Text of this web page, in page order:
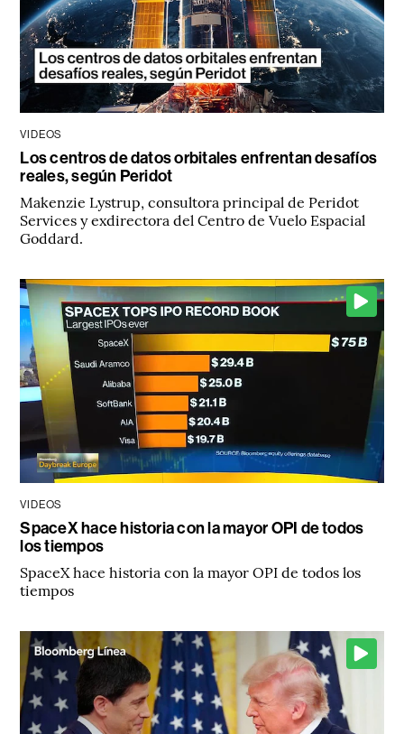
VIDEOS
Los centros de datos orbitales enfrentan desafíos
reales, según Peridot
Makenzie Lystrup, consultora principal de Peridot
Services y exdirectora del Centro de Vuelo Espacial
Goddard.
VIDEOS
SpaceX hace historia con la mayor OPI de todos
los tiempos
SpaceX hace historia con la mayor OPI de todos los
tiempos